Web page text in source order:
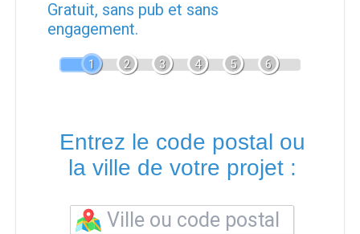
Gratuit, sans pub et sans
engagement.
1 2 3 4 5 6
Entrez le code postal ou
la ville de votre projet :